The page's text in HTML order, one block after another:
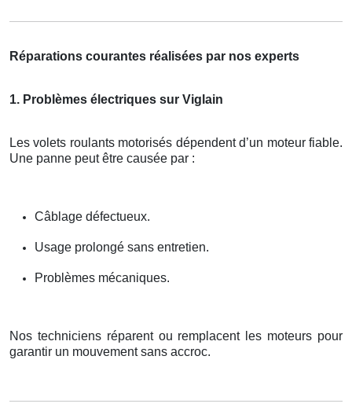
Réparations courantes réalisées par nos experts
1. Problèmes électriques sur Viglain
Les volets roulants motorisés dépendent d’un moteur fiable.
Une panne peut être causée par :
Câblage défectueux.
Usage prolongé sans entretien.
Problèmes mécaniques.
Nos techniciens réparent ou remplacent les moteurs pour
garantir un mouvement sans accroc.